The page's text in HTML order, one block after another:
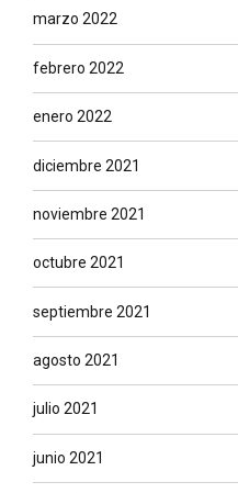
marzo 2022
febrero 2022
enero 2022
diciembre 2021
noviembre 2021
octubre 2021
septiembre 2021
agosto 2021
julio 2021
junio 2021